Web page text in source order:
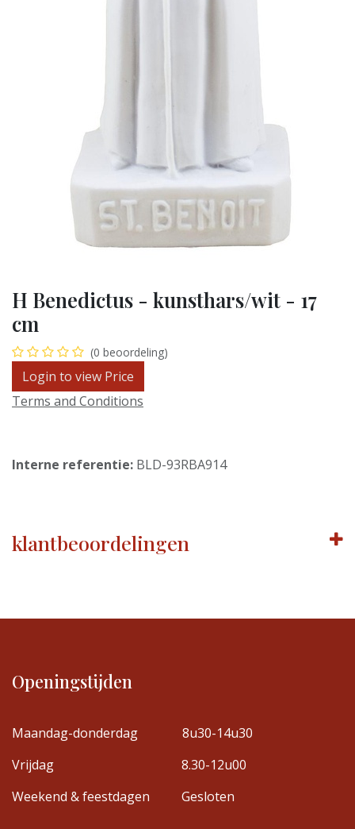
H Benedictus - kunsthars/wit - 17
cm
(0 beoordeling)
Login to view Price
Terms and Conditions
Interne referentie: BLD-93RBA914
klantbeoordelingen
Openingstijden
Maandag-donderdag
8u30-14u30
Vrijdag
8.30-12u00
Weekend & feestdagen
Gesloten